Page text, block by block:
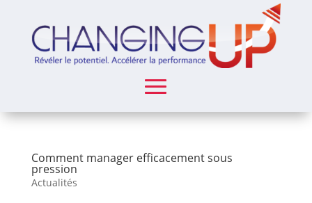
Comment manager efficacement sous
pression
Actualités